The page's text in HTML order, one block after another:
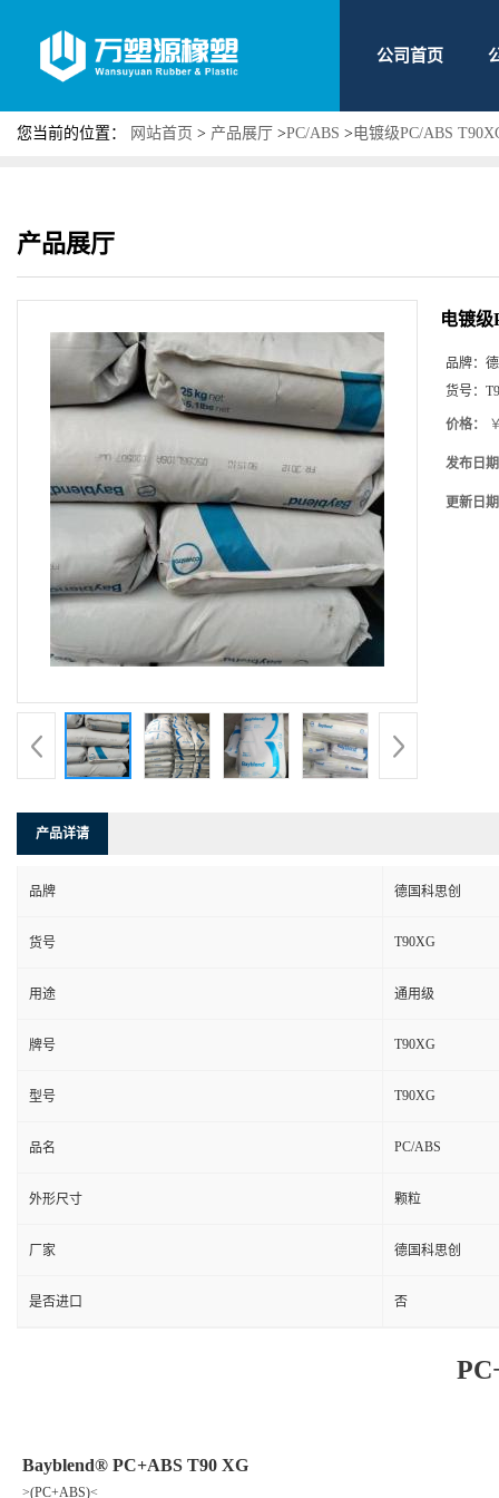
公司首页
您当前的位置： 网站首页 > 产品展厅 >PC/ABS >电镀级PC/ABS
产品展厅
电镀
品牌：
货号：
价格：
发布日
更新日
产品详请
品牌 德国科思创
货号 T90XG
用途 通用级
牌号 T90XG
型号 T90XG
品名 PC/ABS
外形尺寸 颗粒
厂家 德国科思创
是否进口 否
Bayblend® PC+ABS T90 XG
>(PC+ABS)<